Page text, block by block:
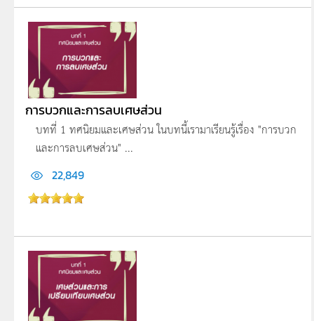
การบวกและการลบเศษส่วน
บทที่ 1 ทศนิยมและเศษส่วน ในบทนี้เรามาเรียนรู้เรื่อง "การบวก
และการลบเศษส่วน" ...
22,849